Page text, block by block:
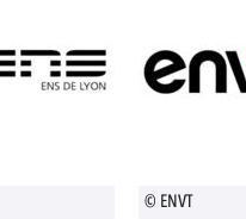
© ENVT